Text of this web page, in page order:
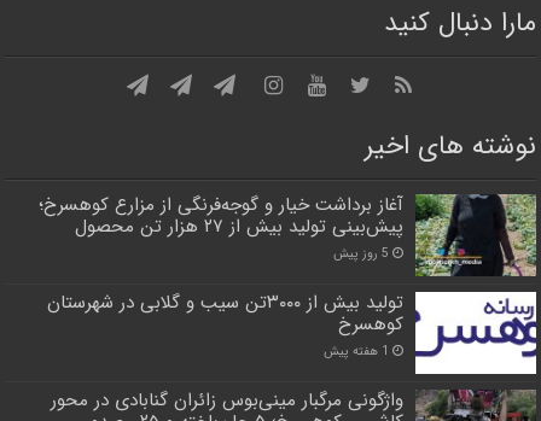
مارا دنبال کنید
نوشته های اخیر
آغاز برداشت خیار و گوجه‌فرنگی از مزارع کوهسرخ؛
پیش‌بینی تولید بیش از ۲۷ هزار تن محصول
5 روز پیش
تولید بیش از ۳۰۰۰تن سیب و گلابی در شهرستان
کوهسرخ
1 هفته پیش
واژگونی مرگبار مینی‌بوس زائران گنابادی در محور